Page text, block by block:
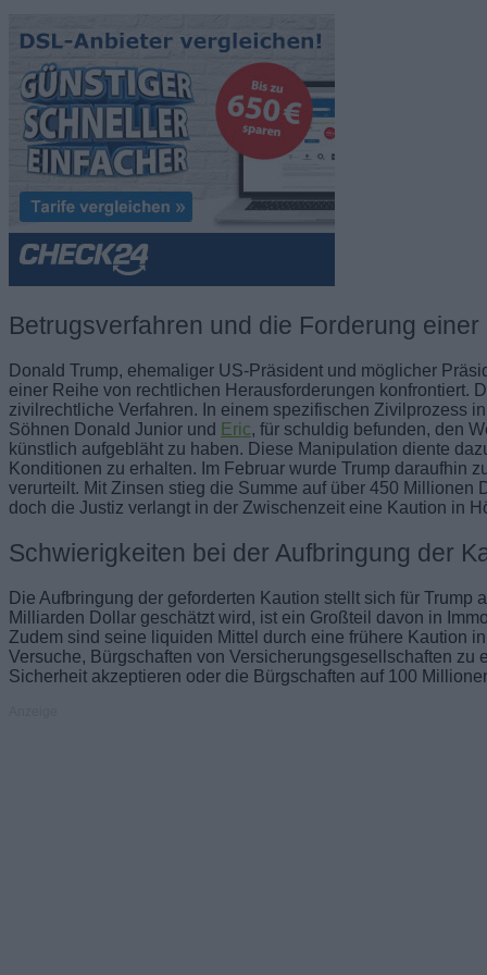
Betrugsverfahren und die Forderung einer
Donald Trump, ehemaliger US-Präsident und möglicher
einer Reihe von rechtlichen Herausforderungen konfrontiert.
zivilrechtliche Verfahren. In einem spezifischen Zivilprozess
Söhnen Donald Junior und Eric, für schuldig befunden, den
künstlich aufgebläht zu haben. Diese Manipulation diente
Konditionen zu erhalten. Im Februar wurde Trump daraufhin
verurteilt. Mit Zinsen stieg die Summe auf über 450 Millionen
doch die Justiz verlangt in der Zwischenzeit eine Kaution in
Schwierigkeiten bei der Aufbringung der
Die Aufbringung der geforderten Kaution stellt sich für
Milliarden Dollar geschätzt wird, ist ein Großteil davon in
Zudem sind seine liquiden Mittel durch eine frühere Kaution
Versuche, Bürgschaften von Versicherungsgesellschaften
Sicherheit akzeptieren oder die Bürgschaften auf 100